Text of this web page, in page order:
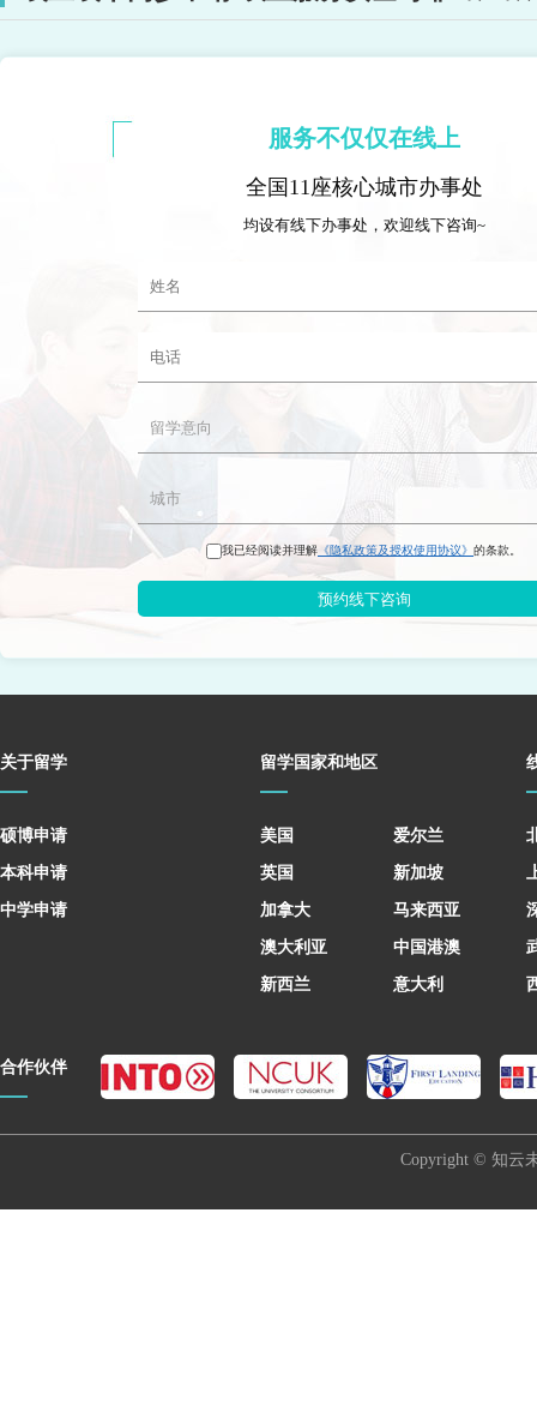
服务不仅仅在线上
全国11座核心城市办事处
均设有线下办事处，欢迎线下咨询~
我已经阅读并理解 《隐私政策及授权使用协议》 的条款。
预约线下咨询
关于留学
硕博申请
本科申请
中学申请
留学国家和地区
美国
英国
加拿大
澳大利亚
新西兰
爱尔兰
新加坡
马来西亚
中国港澳
意大利
合作伙伴
Copyright © 知云